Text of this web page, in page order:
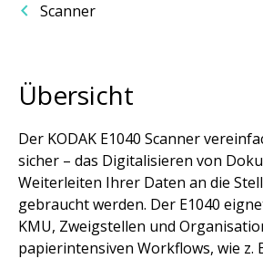
Scanner
Übersicht
Der KODAK E1040 Scanner
sicher – das Digitalisieren von
Weiterleiten Ihrer Daten an die
gebraucht werden. Der E1040
KMU, Zweigstellen und
papierintensiven Workflows, wie z.